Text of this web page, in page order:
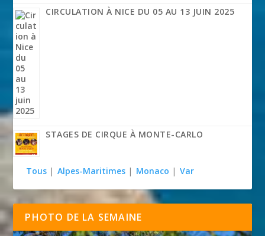
CIRCULATION À NICE DU 05 AU 13 JUIN 2025
STAGES DE CIRQUE À MONTE-CARLO
Tous | Alpes-Maritimes | Monaco | Var
PHOTO DE LA SEMAINE